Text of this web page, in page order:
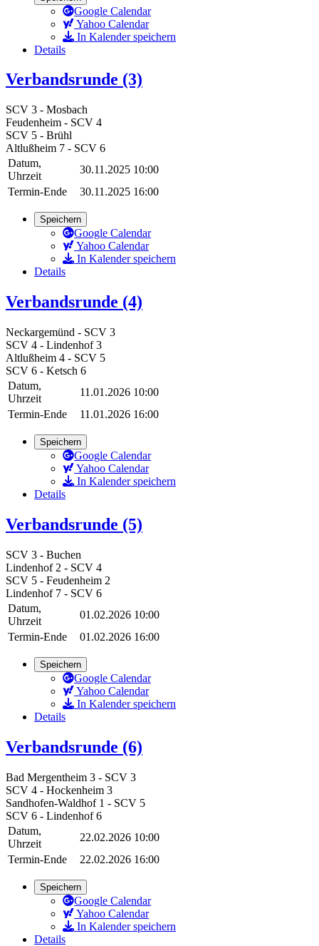
Google Calendar
Yahoo Calendar
In Kalender speichern
Details
Verbandsrunde (3)
SCV 3 - Mosbach
Feudenheim - SCV 4
SCV 5 - Brühl
Altlußheim 7 - SCV 6
Datum,
Uhrzeit
30.11.2025 10:00
Termin-Ende
30.11.2025 16:00
Speichern
Google Calendar
Yahoo Calendar
In Kalender speichern
Details
Verbandsrunde (4)
Neckargemünd - SCV 3
SCV 4 - Lindenhof 3
Altlußheim 4 - SCV 5
SCV 6 - Ketsch 6
Datum,
Uhrzeit
11.01.2026 10:00
Termin-Ende
11.01.2026 16:00
Speichern
Google Calendar
Yahoo Calendar
In Kalender speichern
Details
Verbandsrunde (5)
SCV 3 - Buchen
Lindenhof 2 - SCV 4
SCV 5 - Feudenheim 2
Lindenhof 7 - SCV 6
Datum,
Uhrzeit
01.02.2026 10:00
Termin-Ende
01.02.2026 16:00
Speichern
Google Calendar
Yahoo Calendar
In Kalender speichern
Details
Verbandsrunde (6)
Bad Mergentheim 3 - SCV 3
SCV 4 - Hockenheim 3
Sandhofen-Waldhof 1 - SCV 5
SCV 6 - Lindenhof 6
Datum,
Uhrzeit
22.02.2026 10:00
Termin-Ende
22.02.2026 16:00
Speichern
Google Calendar
Yahoo Calendar
In Kalender speichern
Details